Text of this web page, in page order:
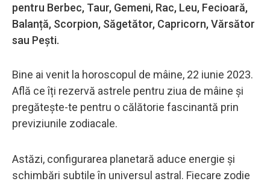
pentru Berbec, Taur, Gemeni, Rac, Leu, Fecioară,
Balanță, Scorpion, Săgetător, Capricorn, Vărsător
sau Pești.
Bine ai venit la horoscopul de mâine, 22 iunie 2023.
Află ce îți rezervă astrele pentru ziua de mâine și
pregătește-te pentru o călătorie fascinantă prin
previziunile zodiacale.
Astăzi, configurarea planetară aduce energie și
schimbări subtile în universul astral. Fiecare zodie